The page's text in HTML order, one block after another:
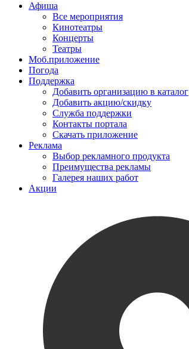
Афиша
Все мероприятия
Кинотеатры
Концерты
Театры
Моб.приложение
Погода
Поддержка
Добавить организацию в каталог
Добавить акцию/скидку
Служба поддержки
Контакты портала
Скачать приложение
Реклама
Выбор рекламного продукта
Преимущества рекламы
Галерея наших работ
Акции